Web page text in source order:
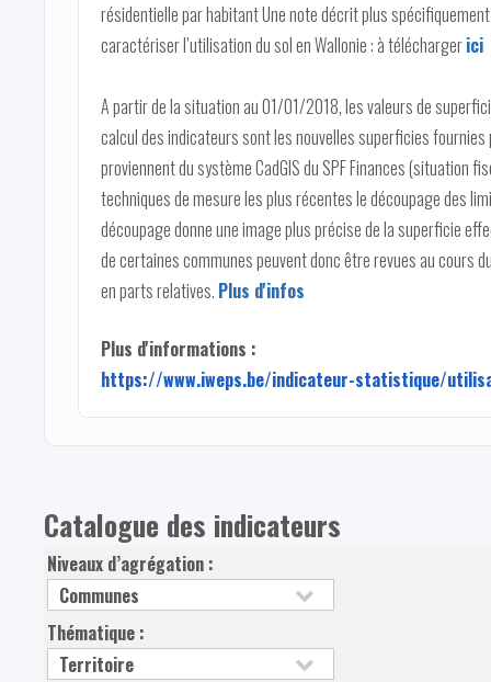
résidentielle par habitant Une note décrit plus
caractériser l’utilisation du sol en Wallonie : à téléchargerici
A partir de la situation au 01/01/2018, les valeurs de
calcul des indicateurs sont les nouvelles superficies
proviennent du système CadGIS du SPF Finances (situation
techniques de mesure les plus récentes le découpage des
découpage donne une image plus précise de la superficie
de certaines communes peuvent donc être revues au cours
en parts relatives. Plus d'infos
Plus d'informations :
https://www.iweps.be/indicateur-statistique/
Catalogue des indicateurs
Niveaux d’agrégation :
Thématique :